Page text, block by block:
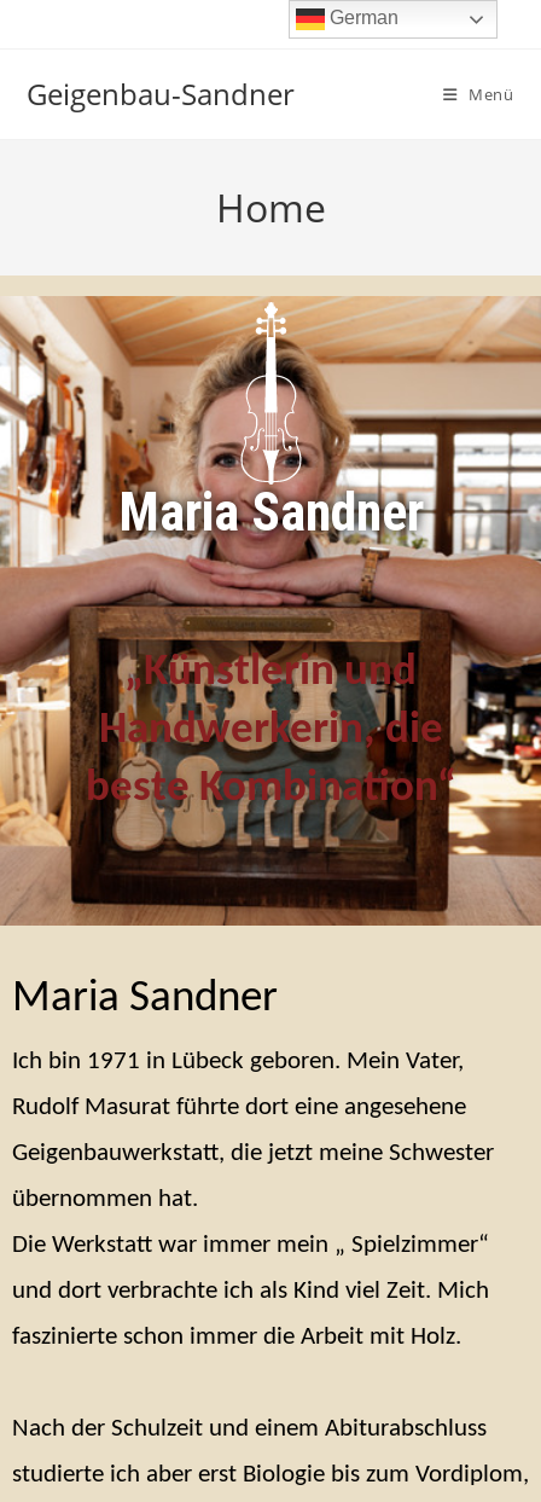
Geigenbau-Sandner Menü
Home
Maria Sandner
„Künstlerin und
Handwerkerin, die
beste Kombination“
Maria Sandner
Ich bin 1971 in Lübeck geboren. Mein Vater,
Rudolf Masurat führte dort eine angesehene
Geigenbauwerkstatt, die jetzt meine Schwester
übernommen hat.
Die Werkstatt war immer mein „ Spielzimmer“
und dort verbrachte ich als Kind viel Zeit. Mich
faszinierte schon immer die Arbeit mit Holz.
Nach der Schulzeit und einem Abiturabschluss
studierte ich aber erst Biologie bis zum Vordiplom,
German